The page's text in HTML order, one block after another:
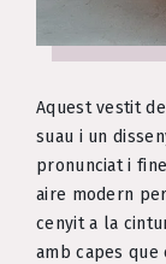
Aquest vestit
suau i un
pronunciat i
aire modern
cenyit a la
amb capes que